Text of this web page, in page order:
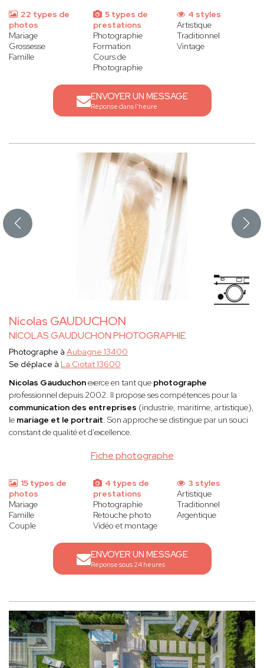
22 types de
photos
Mariage
Grossesse
Famille
5 types de
prestations
Photographie
Formation
Cours de
Photographie
4 styles
Artistique
Traditionnel
Vintage
ENVOYER UN MESSAGE
Réponse dans l'heure
Nicolas GAUDUCHON
NICOLAS GAUDUCHON PHOTOGRAPHIE
Fiche photographe
Photographe à Aubagne 13400
Se déplace à La Ciotat 13600
Nicolas Gauduchonexerce en tant que photographe
professionnel depuis 2002. Il propose ses compétences pour la
communication des entreprises (industrie, maritime, artistique),
le mariage et le portrait. Son approche se distingue par un souci
constant de qualité et d'excellence.
15 types de
photos
Mariage
Famille
Couple
4 types de
prestations
Photographie
Retouche photo
Vidéo et montage
3 styles
Artistique
Traditionnel
Argentique
ENVOYER UN MESSAGE
Réponse sous 24 heures